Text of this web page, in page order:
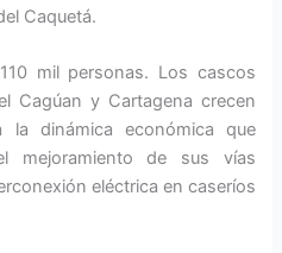
Caquetá.
mil personas. Los cascos
Cagúan y Cartagena crecen
la dinámica económica que
mejoramiento de sus vías
eléctrica en caseríos